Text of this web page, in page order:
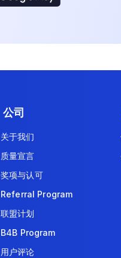
公司
关于我们
质量宣言
奖项与认可
Referral Program
联盟计划
B4B Program
用户评论